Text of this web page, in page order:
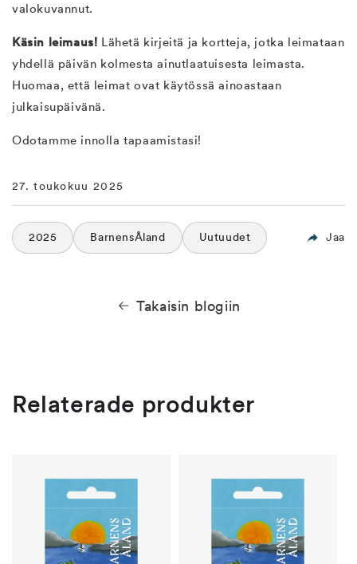
valokuvannut.
Käsin leimaus! Lähetä kirjeitä ja kortteja, jotka leimataan
yhdellä päivän kolmesta ainutlaatuisesta leimasta.
Huomaa, että leimat ovat käytössä ainoastaan
julkaisupäivänä.
Odotamme innolla tapaamistasi!
27. toukokuu 2025
2025 BarnensÅland Uutuudet Jaa
Takaisin blogiin
Relaterade produkter